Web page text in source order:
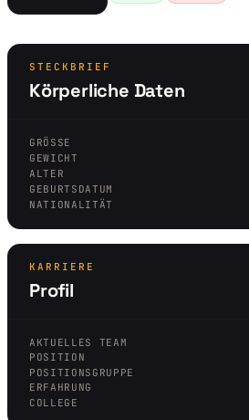
STECKBRIEF
Körperliche Daten
GRÖSSE
GEWICHT
ALTER
GEBURTSDATUM
NATIONALITÄT
KARRIERE
Profil
AKTUELLES TEAM
POSITION
POSITIONSGRUPPE
ERFAHRUNG
COLLEGE